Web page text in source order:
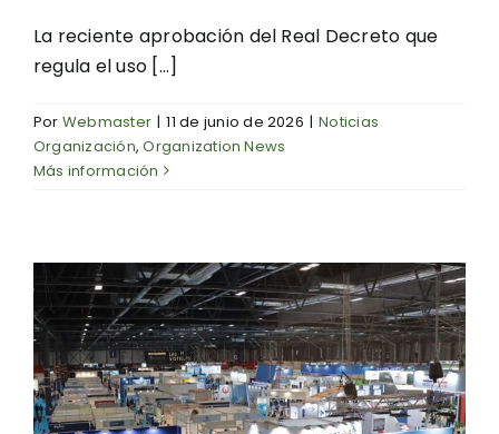
La reciente aprobación del Real Decreto que
regula el uso [...]
Por Webmaster | 11 de junio de 2026 | Noticias
Organización,Organization News
Más información